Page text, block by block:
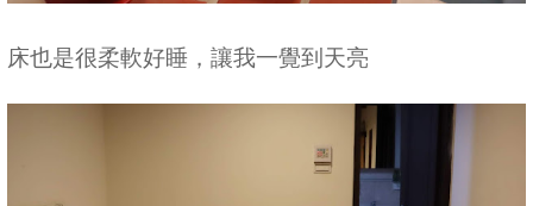
床也是很柔軟好睡，讓我一覺到天亮